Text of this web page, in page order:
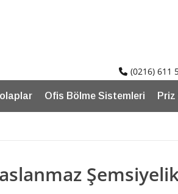
(0216) 611
Ofis Bölme Sistemleri